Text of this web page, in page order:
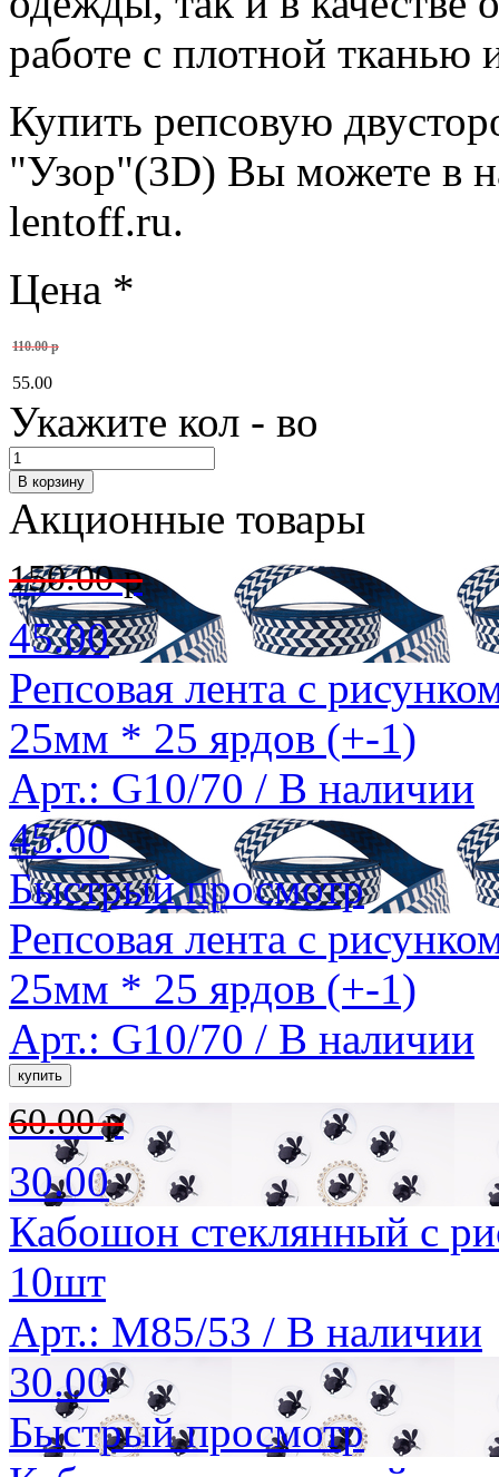
работе с плотной тканью
Купить репсовую
"Узор"(3D) Вы можете в
lentoff.ru.
Цена *
110.00 р
55.00
Укажите кол - во
Акционные товары
150.00 р
45.00
Репсовая лента с
25мм * 25 ярдов (+-1)
Арт.: G10/70 / В наличии
45.00
Быстрый просмотр
Репсовая лента с
25мм * 25 ярдов (+-1)
Арт.: G10/70 / В наличии
60.00 р
30.00
Кабошон стеклянный с
10шт
Арт.: M85/53 / В наличии
30.00
Быстрый просмотр